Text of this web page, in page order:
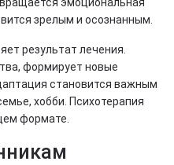
зрелым и осознанным.
результат лечения.
формирует новые
становится важным
хобби. Психотерапия
формате.